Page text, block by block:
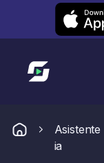
Leexi on
Enlace a la
Asistente
ia